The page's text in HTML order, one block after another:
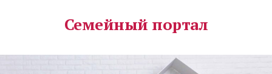
Семейный портал